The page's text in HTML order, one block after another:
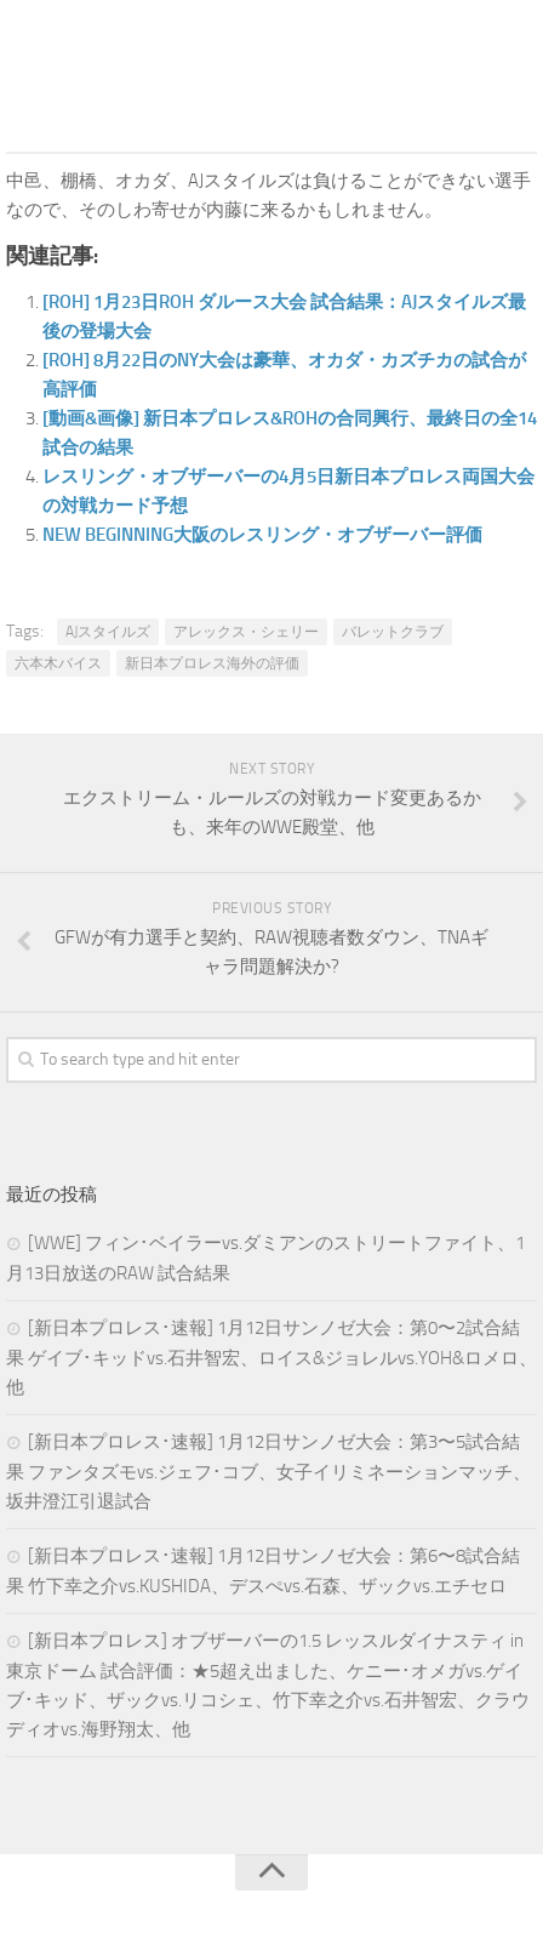
中邑、棚橋、オカダ、AJスタイルズは負けることができない選手
なので、そのしわ寄せが内藤に来るかもしれません。
関連記事:
[ROH] 1月23日ROH ダルース大会 試合結果：AJスタイルズ最
後の登場大会
[ROH] 8月22日のNY大会は豪華、オカダ・カズチカの試合が
高評価
[動画&画像] 新日本プロレス&ROHの合同興行、最終日の全14
試合の結果
レスリング・オブザーバーの4月5日新日本プロレス両国大会
の対戦カード予想
NEW BEGINNING大阪のレスリング・オブザーバー評価
Tags: AJスタイルズ アレックス・シェリー
バレットクラブ
六本木バイス
新日本プロレス海外の評価
NEXT STORY
エクストリーム・ルールズの対戦カード変更あるか
も、来年のWWE殿堂、他
PREVIOUS STORY
GFWが有力選手と契約、RAW視聴者数ダウン、TNAギ
ャラ問題解決か?
最近の投稿
[WWE] フィン･ベイラーvs.ダミアンのストリートファイト、1
月13日放送のRAW 試合結果
[新日本プロレス･速報] 1月12日サンノゼ大会：第0〜2試合結
果 ゲイブ･キッドvs.石井智宏、ロイス&ジョレルvs.YOH&ロメロ、
他
[新日本プロレス･速報] 1月12日サンノゼ大会：第3〜5試合結
果 ファンタズモvs.ジェフ･コブ、女子イリミネーションマッチ、
坂井澄江引退試合
[新日本プロレス･速報] 1月12日サンノゼ大会：第6〜8試合結
果 竹下幸之介vs.KUSHIDA、デスぺvs.石森、ザックvs.エチセロ
[新日本プロレス] オブザーバーの1.5 レッスルダイナスティ in
東京ドーム 試合評価：★5超え出ました、ケニー･オメガvs.ゲイ
ブ･キッド、ザックvs.リコシェ、竹下幸之介vs.石井智宏、クラウ
ディオvs.海野翔太、他